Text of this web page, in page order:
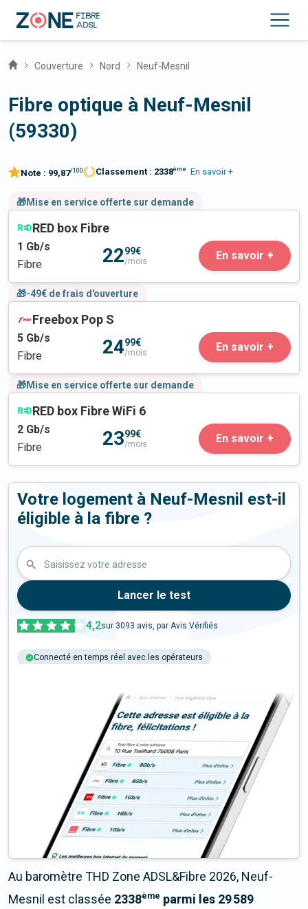
Couverture Nord Neuf-Mesnil
Fibre optique à Neuf-Mesnil
(59330)
Note : 99,87/100 Classement : 2338ème En savoir +
🎁Mise en service offerte sur demande
RED box Fibre
1 Gb/s
Fibre
2299€
/mois En savoir +
🎁-49€ de frais d'ouverture
Freebox Pop S
5 Gb/s
Fibre
2499€
/mois En savoir +
🎁Mise en service offerte sur demande
RED box Fibre WiFi 6
2 Gb/s
Fibre
2399€
/mois En savoir +
Votre logement à Neuf-Mesnil est-il
éligible à la fibre ?
Saisissez votre adresse
Lancer le test
4,2sur 3093 avis, par Avis Vérifiés
Connecté en temps réel avec les opérateurs
Au baromètre THD Zone ADSL&Fibre 2026, Neuf-
Mesnil est classée 2338ème parmi les 29 589